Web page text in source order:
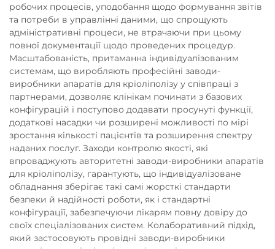
робочих процесів, уподобання щодо формування звітів
та потреби в управлінні даними, що спрощують
адміністративні процеси, не втрачаючи при цьому
повної документації щодо проведених процедур.
Масштабованість, притаманна індивідуалізованим
системам, що виробляють професійні заводи-
виробники апаратів для кріоліполізу у співпраці з
партнерами, дозволяє клінікам починати з базових
конфігурацій і поступово додавати просунуті функції,
додаткові насадки чи розширені можливості по мірі
зростання кількості пацієнтів та розширення спектру
наданих послуг. Заходи контролю якості, які
впроваджують авторитетні заводи-виробники апаратів
для кріоліполізу, гарантують, що індивідуалізоване
обладнання зберігає такі самі жорсткі стандарти
безпеки й надійності роботи, як і стандартні
конфігурації, забезпечуючи лікарям повну довіру до
своїх спеціалізованих систем. Колаборативний підхід,
який застосовують провідні заводи-виробники